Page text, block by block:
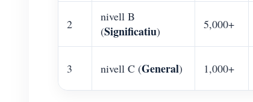
2
nivell B
(Significatiu) 5,000+
3 nivell C (General) 1,000+